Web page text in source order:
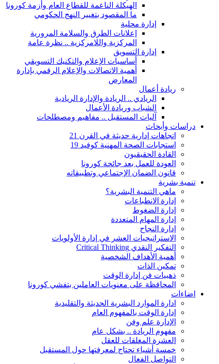
الهيكلة الناعمة للقطاع العام وأزمة كورونا
ما المقصود بتغيير النهج الحكومي
إدارة محلية
إعلانات الطرق والسلامة المرورية
المركزية واللامركزية .. نظرة عامة
إدارة التسويق
أساسيات الإعلام والتكنيك التسويقي
أهمية الاتصالات والإعلام الرقمي بإدارة
المعارض
ريادة أعمال
الريادي .. الريادة والإدارة الريادية
الشباب وريادة الأعمال
آليات المستقبل .. مفاهيم ومصطلحات
دراسات وأبحاث
اتجاهات إدارية حديثة في القرن 21
استجابات الصحة المهنية كوفيد 19
القادة الحقيقيون
العودة للعمل بعد جائحة كورونا
قانون الضمان الإجتماعي وتطبيقاته
تنمية بشرية
ماهي التنمية البشرية؟
إدارة الانطباعات
إدارة الضغوط
إدارة المهام المتعددة
إدارة النجاح
الاستراتيجيات العشر في إدارة الأولويات
التفكير النقدي Critical Thinking
أهمية الأهداف الشخصية
تمكين الذات
ذهبيات فن إدارة الوقت
المحافظة على معنويات العاملين بتفشي كورونا
اضاءات
ادارة الموارد البشرية الحديثة والتقليدية
إدارة الوقت بالمفهوم العام
الإدارة علم وفن
مفهوم الريادة .. بشكل عام
العشرة المغلقات للعقل
خمسة أشياء تحتاج لمعرفتها حول المستقبل
التواصل الفعال